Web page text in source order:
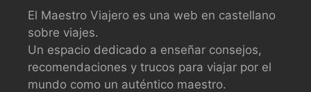
El Maestro Viajero es una web en castellano
sobre viajes.
Un espacio dedicado a enseñar consejos,
recomendaciones y trucos para viajar por el
mundo como un auténtico maestro.